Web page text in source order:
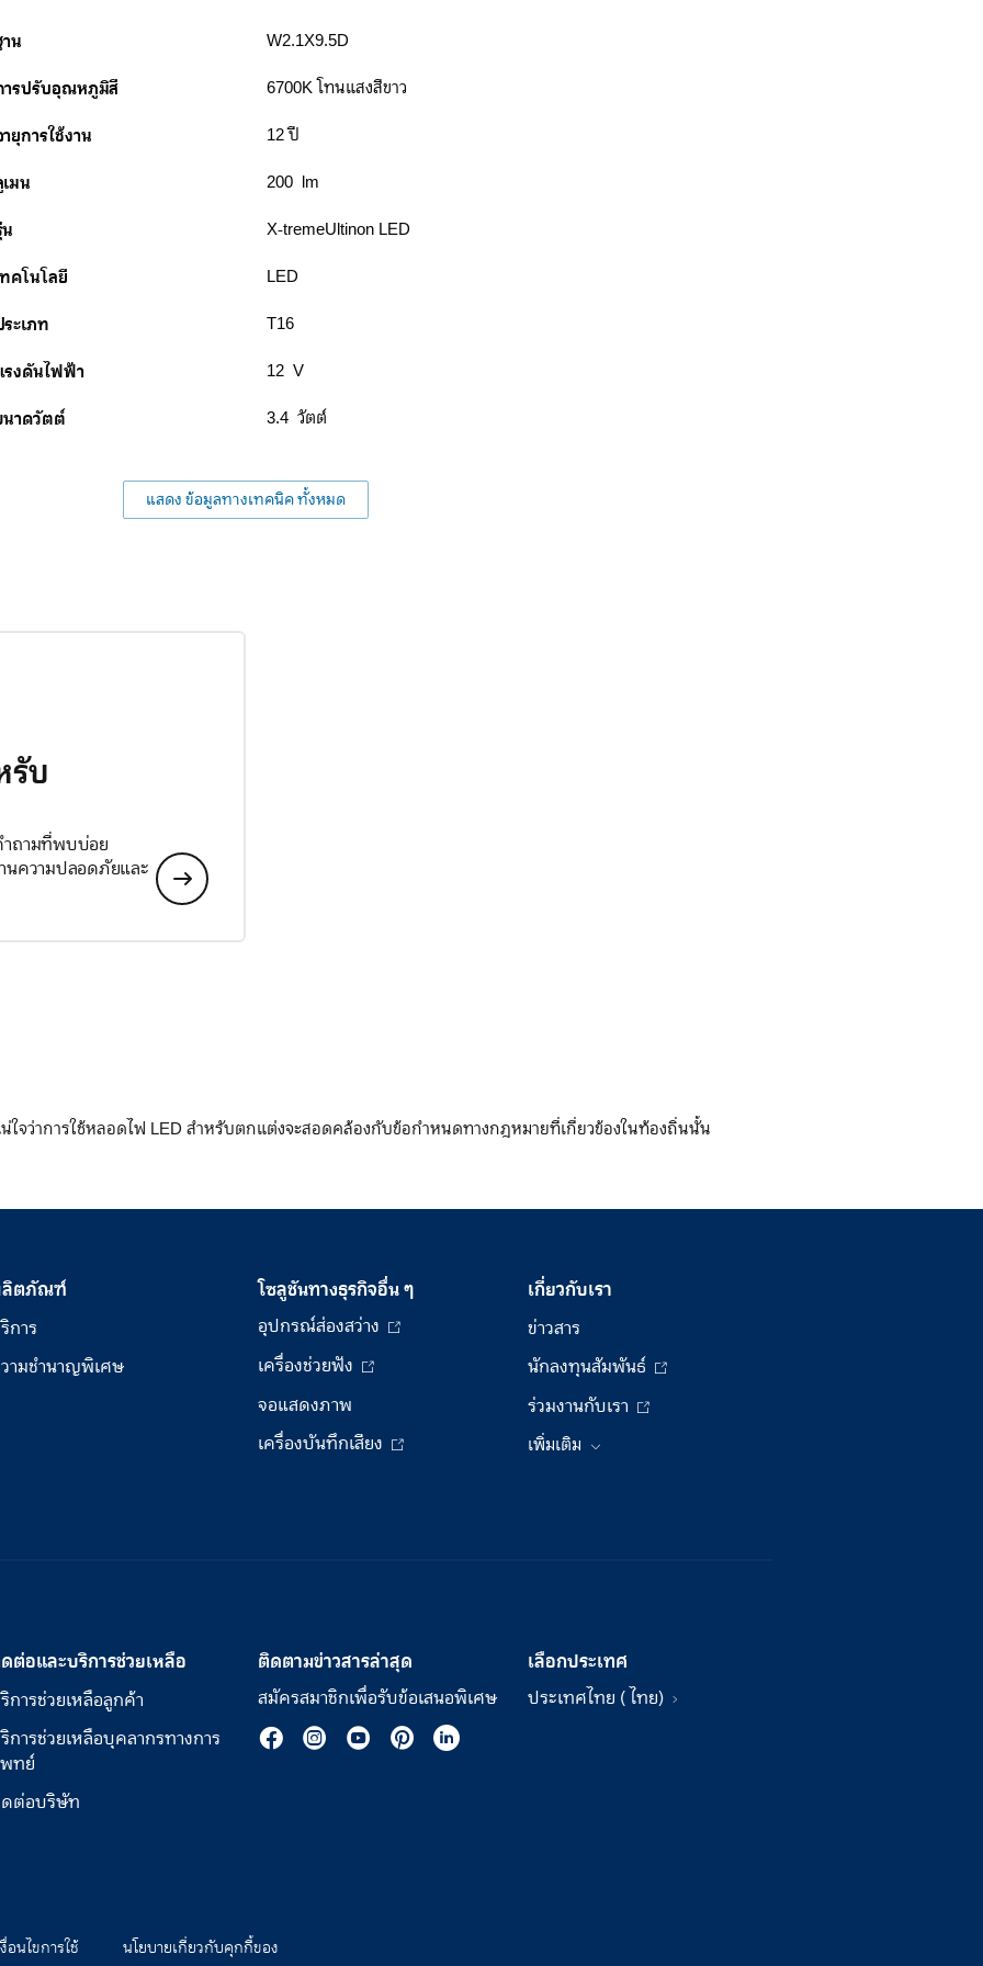
น W2.1X9.5D
รปรับอุณหภูมิสี 6700K โทนแสงสีขาว
ยุการใช้งาน 12 ปี
มน 200 lm
X-tremeUltinon LED
คโนโลยี LED
ะเภท T16
งดันไฟฟ้า 12 V
าดวัตต์ 3.4 วัตต์
แสดง ข้อมูลทางเทคนิค ทั้งหมด
รับ
ถามที่พบบ่อย
นความปลอดภัยและ
จว่าการใช้หลอดไฟ LED สำหรับตกแต่งจะสอดคล้องกับข้อกำหนดทางกฎหมายที่เกี่ยวข้องในท้องถิ่นนั้น
ตภัณฑ์
การ
ามชำนาญพิเศษ
โซลูชันทางธุรกิจอื่น ๆ
อุปกรณ์ส่องสว่าง
เครื่องช่วยฟัง
จอแสดงภาพ
เครื่องบันทึกเสียง
เกี่ยวกับเรา
ข่าวสาร
นักลงทุนสัมพันธ์
ร่วมงานกับเรา
เพิ่มเติม
ต่อและบริการช่วยเหลือ
การช่วยเหลือลูกค้า
การช่วยเหลือบุคลากรทางการ
ทย์
ต่อบริษัท
ติดตามข่าวสารล่าสุด
สมัครสมาชิกเพื่อรับข้อเสนอพิเศษ
เลือกประเทศ
ประเทศไทย ( ไทย)
อนไขการใช้ นโยบายเกี่ยวกับคุกกี้ของ